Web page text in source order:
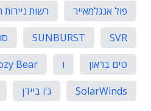
פול אנגלמאייר
רשות
SVR
SUNBURST
טים בראון
ו Bear
SolarWinds
ג'ו ביידן